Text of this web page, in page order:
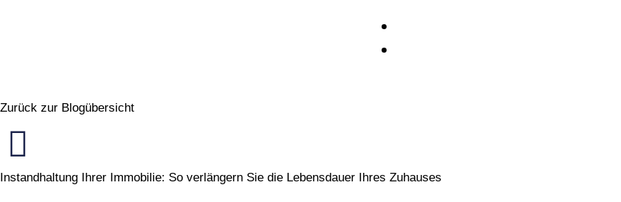
Zurück zur Blogübersicht
Instandhaltung Ihrer Immobilie: So verlängern Sie die Lebensdauer Ihres Zuhauses